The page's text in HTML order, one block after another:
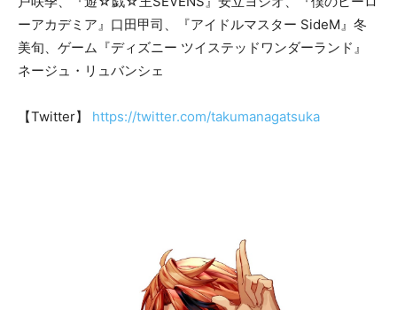
ーアカデミア』口田甲司、『アイドルマスター SideM』冬
美旬、ゲーム『ディズニー ツイステッドワンダーランド』
ネージュ・リュバンシェ
【Twitter】 https://twitter.com/takumanagatsuka